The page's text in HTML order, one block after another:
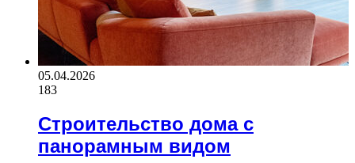
05.04.2026
183
Строительство дома с
панорамным видом